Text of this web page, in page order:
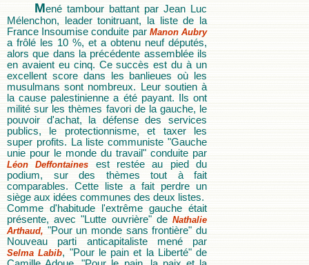
Mené tambour battant par Jean Luc
Mélenchon, leader tonitruant, la liste de la
France Insoumise conduite par Manon Aubry
a frôlé les 10 %, et a obtenu neuf députés,
alors que dans la précédente assemblée ils
en avaient eu cinq. Ce succès est du à un
excellent score dans les banlieues où les
musulmans sont nombreux. Leur soutien à
la cause palestinienne a été payant. Ils ont
milité sur les thèmes favori de la gauche, le
pouvoir d'achat, la défense des services
publics, le protectionnisme, et taxer les
super profits. La liste communiste "Gauche
unie pour le monde du travail" conduite par
Léon Deffontaines est restée au pied du
podium, sur des thèmes tout à fait
comparables. Cette liste a fait perdre un
siège aux idées communes des deux listes.
Comme d'habitude l'extrême gauche était
présente, avec "Lutte ouvrière" de Nathalie
Arthaud, "Pour un monde sans frontière" du
Nouveau parti anticapitaliste mené par
Selma Labib, "Pour le pain et la Liberté" de